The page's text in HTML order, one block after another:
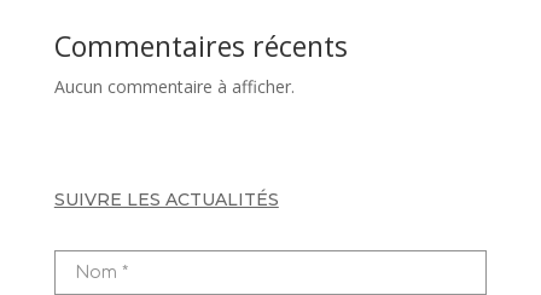
Commentaires récents
Aucun commentaire à afficher.
SUIVRE LES ACTUALITÉS